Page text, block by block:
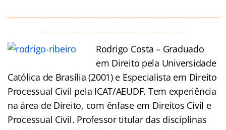
Rodrigo Costa – Graduado
em Direito pela Universidade
Católica de Brasília (2001) e Especialista em Direito
Processual Civil pela ICAT/AEUDF. Tem experiência
na área de Direito, com ênfase em Direitos Civil e
Processual Civil. Professor titular das disciplinas